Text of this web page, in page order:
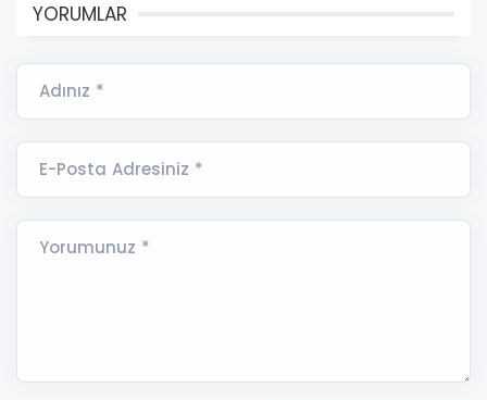
YORUMLAR
Adınız *
E-Posta Adresiniz *
Yorumunuz *